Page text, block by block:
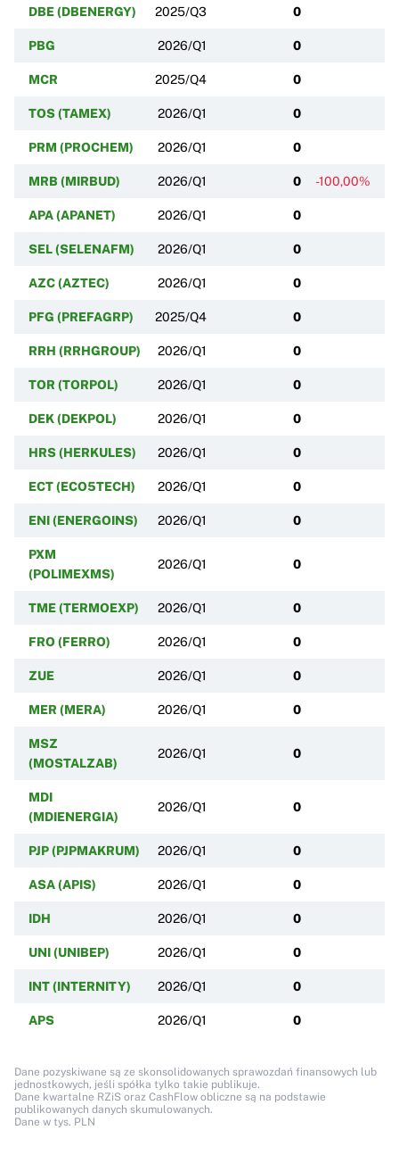
DBE (DBENERGY) 2025/Q3 0
PBG 2026/Q1 0
MCR 2025/Q4 0
TOS (TAMEX) 2026/Q1 0
PRM (PROCHEM) 2026/Q1 0
MRB (MIRBUD) 2026/Q1 0 -100,00%
APA (APANET) 2026/Q1 0
SEL (SELENAFM) 2026/Q1 0
AZC (AZTEC) 2026/Q1 0
PFG (PREFAGRP) 2025/Q4 0
RRH (RRHGROUP) 2026/Q1 0
TOR (TORPOL) 2026/Q1 0
DEK (DEKPOL) 2026/Q1 0
HRS (HERKULES) 2026/Q1 0
ECT (ECO5TECH) 2026/Q1 0
ENI (ENERGOINS) 2026/Q1 0
PXM
(POLIMEXMS)
2026/Q1 0
TME (TERMOEXP) 2026/Q1 0
FRO (FERRO) 2026/Q1 0
ZUE 2026/Q1 0
MER (MERA) 2026/Q1 0
MSZ
(MOSTALZAB)
2026/Q1 0
MDI
(MDIENERGIA)
2026/Q1 0
PJP (PJPMAKRUM) 2026/Q1 0
ASA (APIS) 2026/Q1 0
IDH 2026/Q1 0
UNI (UNIBEP) 2026/Q1 0
INT (INTERNITY) 2026/Q1 0
APS 2026/Q1 0
Dane pozyskiwane są ze skonsolidowanych sprawozdań finansowych lub
jednostkowych, jeśli spółka tylko takie publikuje.
Dane kwartalne RZiS oraz CashFlow obliczne są na podstawie
publikowanych danych skumulowanych.
Dane w tys. PLN